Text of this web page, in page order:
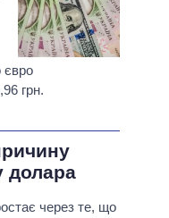
євро
грн.
долара
через те, що